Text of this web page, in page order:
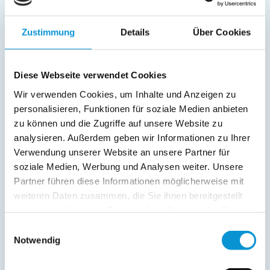
Zustimmung Details Über Cookies
Diese Webseite verwendet Cookies
Wir verwenden Cookies, um Inhalte und Anzeigen zu
personalisieren, Funktionen für soziale Medien anbieten
zu können und die Zugriffe auf unsere Website zu
analysieren. Außerdem geben wir Informationen zu Ihrer
Verwendung unserer Website an unsere Partner für
soziale Medien, Werbung und Analysen weiter. Unsere
Partner führen diese Informationen möglicherweise mit
weiteren Daten zusammen, die Sie ihnen bereitgestellt
Notwendig
weiterlesen
Preise (pro Nacht in Euro)
Zeitraum
reinigung
nacht
01. Jan - 07. Jan 124 €
65 €
08. Jan - 01. Apr 99 €
40 €
02. Apr - 29. Apr 104 €
45 €
30. Apr
- 114 €
55 €
25. Jun - 09. Sep 124 €
65 €
10. Sep -